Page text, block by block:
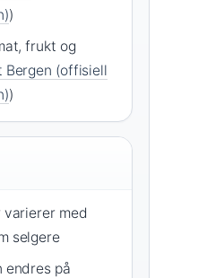
)
frukt og
Bergen (offisiell
)
med
selgere
endres på